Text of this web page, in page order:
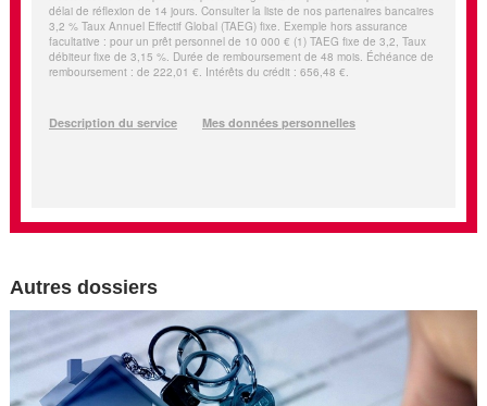
Autres dossiers